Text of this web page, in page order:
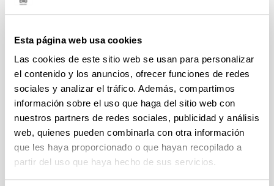
Esta página web usa cookies
Las cookies de este sitio web se usan para personalizar
el contenido y los anuncios, ofrecer funciones de redes
sociales y analizar el tráfico. Además, compartimos
información sobre el uso que haga del sitio web con
nuestros partners de redes sociales, publicidad y análisis
web, quienes pueden combinarla con otra información
que les haya proporcionado o que hayan recopilado a
partir del uso que haya hecho de sus servicios.
Certificadomanuscrito delRector
UPV/EHU)
Autoridades Académicas que expiden el
documento, por elNotarioque conozca las
mismas.
Reconocimiento de la firma del Notario
anterior por el Decano del Colegio
Notarial
al que pertenezca.
Legalización propiamente dicha.
Ministerio de Justicia
Ministerio de Asuntos Exteriores y
de Cooperación